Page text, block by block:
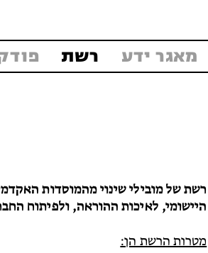
מאגר ידע רשת
רשת של מובילי שינוי מהמוסדות
היישומי, לאיכות ההוראה, ולפיתוח
מטרות הרשת הן: